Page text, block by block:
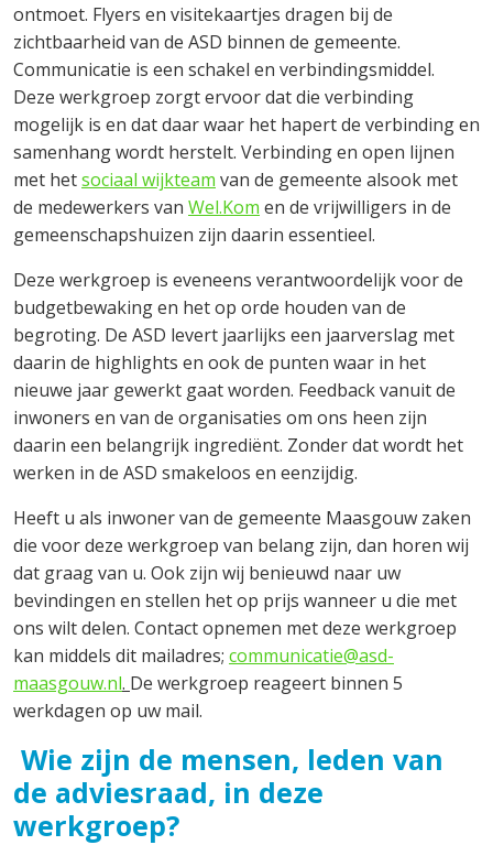
ontmoet. Flyers en visitekaartjes dragen bij de
zichtbaarheid van de ASD binnen de gemeente.
Communicatie is een schakel en verbindingsmiddel.
Deze werkgroep zorgt ervoor dat die verbinding
mogelijk is en dat daar waar het hapert de verbinding en
samenhang wordt herstelt. Verbinding en open lijnen
met hetsociaal wijkteam van de gemeente alsook met
de medewerkers van Wel.Kom en de vrijwilligers in de
gemeenschapshuizen zijn daarin essentieel.
Deze werkgroep is eveneens verantwoordelijk voor de
budgetbewaking en het op orde houden van de
begroting. De ASD levert jaarlijks een jaarverslag met
daarin de highlights en ook de punten waar in het
nieuwe jaar gewerkt gaat worden. Feedback vanuit de
inwoners en van de organisaties om ons heen zijn
daarin een belangrijk ingrediënt. Zonder dat wordt het
werken in de ASD smakeloos en eenzijdig.
Heeft u als inwoner van de gemeente Maasgouw zaken
die voor deze werkgroep van belang zijn, dan horen wij
dat graag van u. Ook zijn wij benieuwd naar uw
bevindingen en stellen het op prijs wanneer u die met
ons wilt delen. Contact opnemen met deze werkgroep
kan middels dit mailadres; communicatie@asd-
maasgouw.nl. De werkgroep reageert binnen 5
werkdagen op uw mail.
Wie zijn de mensen, leden van
de adviesraad, in deze
werkgroep?